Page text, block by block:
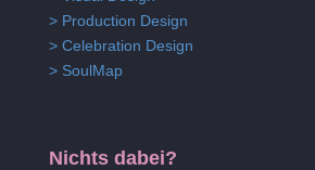
> Production Design
> Celebration Design
> SoulMap
Nichts dabei?